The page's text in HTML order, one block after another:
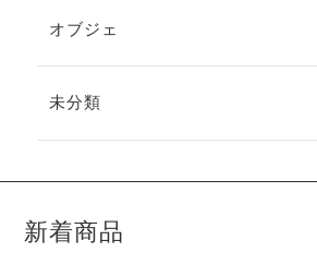
オブジェ
未分類
新着商品